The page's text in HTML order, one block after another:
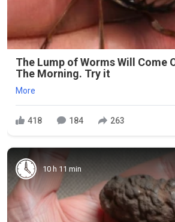
The Lump of Worms Will Come
The Morning. Try it
More
418 184 263
10 h 11 min